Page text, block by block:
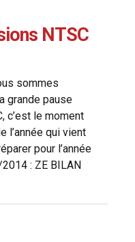
NTSC
sommes
grande pause
c’est le moment
l’année qui vient
pour l’année
: ZE BILAN